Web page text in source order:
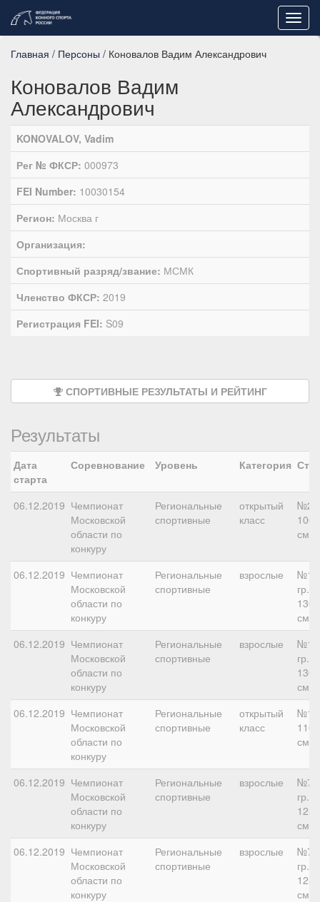
Главная / Персоны / Коновалов Вадим Александрович
Коновалов Вадим
Александрович
KONOVALOV, Vadim
Рег № ФКСР: 000973
FEI Number: 10030154
Регион: Москва г
Организация:
Спортивный разряд/звание: МСМК
Членство ФКСР: 2019
Регистрация FEI: S09
СПОРТИВНЫЕ РЕЗУЛЬТАТЫ И РЕЙТИНГ
Результаты
Дата
старта
Соревнование Уровень Категория
06.12.2019 Чемпионат
Московской
области по
конкуру
Региональные
спортивные
открытый
класс
№2,
100
см
06.12.2019 Чемпионат
Московской
области по
конкуру
Региональные
спортивные
взрослые
№11
гр.Б,
130
см
06.12.2019 Чемпионат
Московской
области по
конкуру
Региональные
спортивные
взрослые
№11
гр.Б,
130
см
06.12.2019 Чемпионат
Московской
области по
конкуру
Региональные
спортивные
открытый
класс
110
см
06.12.2019 Чемпионат
Московской
области по
конкуру
Региональные
спортивные
взрослые
№7
гр.Б,
125
см
06.12.2019 Чемпионат
Московской
области по
конкуру
Региональные
спортивные
взрослые
№7
гр.Б,
125
см